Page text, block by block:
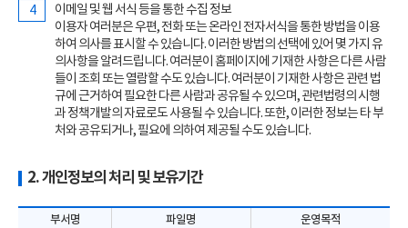
이메일 및 웹 서식 등을 통한 수집 정보
이용자 여러분은 우편, 전화 또는 온라인 전자서식을 통한 방법을 이용
하여 의사를 표시할 수 있습니다. 이러한 방법의 선택에 있어 몇 가지 유
의사항을 알려드립니다. 여러분이 홈페이지에 기재한 사항은 다른 사람
들이 조회 또는 열람할 수도 있습니다. 여러분이 기재한 사항은 관련 법
규에 근거하여 필요한 다른 사람과 공유될 수 있으며, 관련법령의 시행
과 정책개발의 자료로도 사용될 수 있습니다. 또한, 이러한 정보는 타 부
처와 공유되거나, 필요에 의하여 제공될 수도 있습니다.
2. 개인정보의 처리 및 보유기간
부서명 파일명 운영목적